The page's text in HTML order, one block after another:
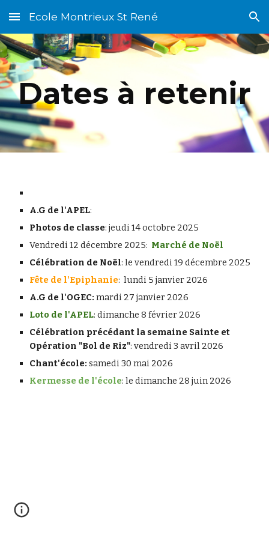
Skip to main content Skip to navigation
Ecole Montrieux St René
Dates à retenir
A.G de l'APEL:
Photos de classe: jeudi 14octobre 2025
Vendredi 12 décembre 2025: Marché de Noël
Célébration de Noël: le vendredi 19 décembre 2025
Fête de l'Epiphanie: lundi 5 janvier 2026
A.G de l'OGEC: mardi 27 janvier 2026
Loto de l'APEL: dimanche 8 février 2026
Célébration précédant la semaine Sainte et
Opération "Bol de Riz": vendredi 3 avril 2026
Chant'école: samedi 30 mai 2026
Kermesse de l'école: le dimanche 28 juin 2026